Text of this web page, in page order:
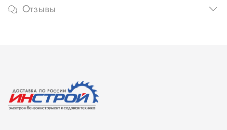
Отзывы